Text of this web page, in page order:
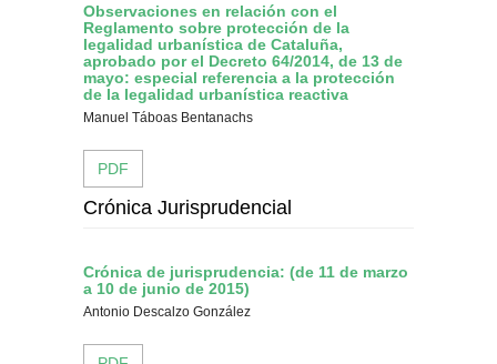
Observaciones en relación con el
Reglamento sobre protección de la
legalidad urbanística de Cataluña,
aprobado por el Decreto 64/2014, de 13 de
mayo: especial referencia a la protección
de la legalidad urbanística reactiva
Manuel Táboas Bentanachs
PDF
Crónica Jurisprudencial
Crónica de jurisprudencia: (de 11 de marzo
a 10 de junio de 2015)
Antonio Descalzo González